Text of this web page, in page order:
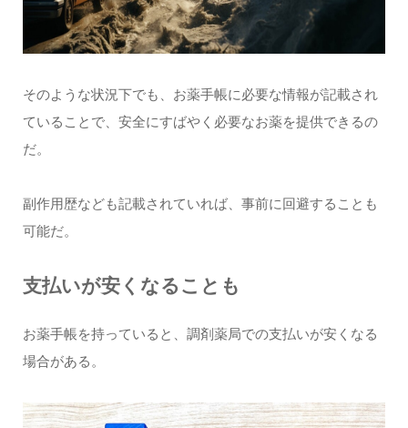
そのような状況下でも、お薬手帳に必要な情報が記載され
ていることで、安全にすばやく必要なお薬を提供できるの
だ。
副作用歴なども記載されていれば、事前に回避することも
可能だ。
支払いが安くなることも
お薬手帳を持っていると、調剤薬局での支払いが安くなる
場合がある。